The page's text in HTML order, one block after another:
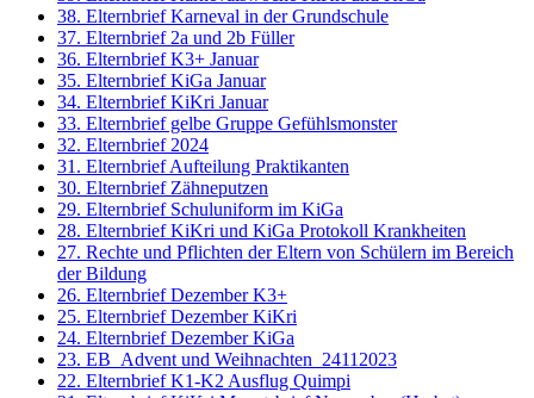
38. Elternbrief Karneval in der Grundschule
37. Elternbrief 2a und 2b Füller
36. Elternbrief K3+ Januar
35. Elternbrief KiGa Januar
34. Elternbrief KiKri Januar
33. Elternbrief gelbe Gruppe Gefühlsmonster
32. Elternbrief 2024
31. Elternbrief Aufteilung Praktikanten
30. Elternbrief Zähneputzen
29. Elternbrief Schuluniform im KiGa
28. Elternbrief KiKri und KiGa Protokoll Krankheiten
27. Rechte und Pflichten der Eltern von Schülern im Bereich
der Bildung
26. Elternbrief Dezember K3+
25. Elternbrief Dezember KiKri
24. Elternbrief Dezember KiGa
23. EB_Advent und Weihnachten_24112023
22. Elternbrief K1-K2 Ausflug Quimpi